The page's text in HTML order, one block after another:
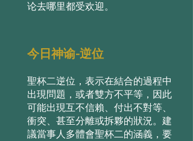
论去哪里都受欢迎。
今日神谕-逆位
聖杯⼆逆位，表⽰在結合的過程中
出現問題，或者雙⽅不平等，因此
可能出現互不信賴、付出不對等、
衝突、甚⾄分離或拆夥的狀況。建
議當事⼈多體會聖杯⼆的涵義，要